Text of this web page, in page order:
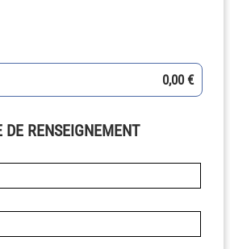
0,00 €
DE RENSEIGNEMENT